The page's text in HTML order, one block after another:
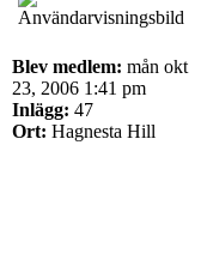
Blev medlem: mån okt
23, 2006 1:41 pm
Inlägg: 47
Ort: Hagnesta Hill